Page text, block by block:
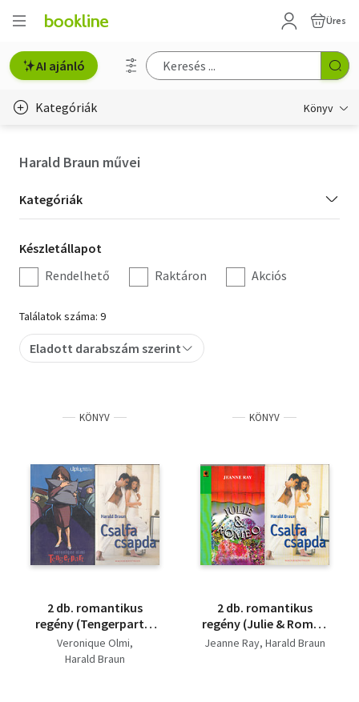
Üres
AI ajánló
Kategóriák Könyv
Hobbi, szabadidő
Irodalom
Művészet
Szakkönyv
Tankönyv, segédkönyv
Természettudomány
Történelem
Vallás
Harald Braun művei
Kategória
szűrés
Kategóriák
Készletállapot
szűrés
Készletállapot
Rendelhető
Raktáron Akciós
Találatok száma: 9
Eladott darabszám szerint
KÖNYV
2 db. romantikus
regény (Tengerpart +
Csalfa csapda)
Veronique Olmi
Harald Braun
KÖNYV
2 db. romantikus
regény (Julie & Romeo
+ Csalfa csapda)
Jeanne Ray Harald Braun